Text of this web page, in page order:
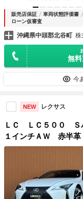
販売店保証 車両状態評価書
ローン仮審査
沖縄県中頭郡北谷町 株
無
今
NEW レクサス
ＬＣ ＬＣ５００ Ｓ
１インチＡＷ 赤半
プラス ＬＫＡ Ａハ
レイ シートベンチ